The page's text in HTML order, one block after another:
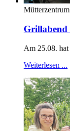
Mütterzentrum
Am 25.08.
Weiterlesen ...